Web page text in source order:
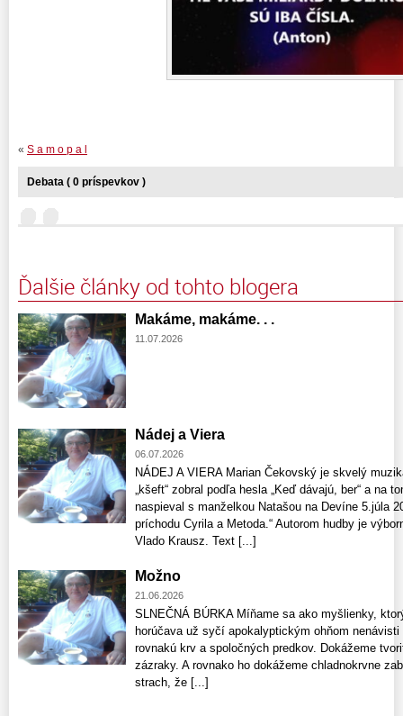
« S a m o p a l
Debata ( 0 príspevkov )
Ďalšie články od tohto blogera
Makáme, makáme. . .
11.07.2026
Nádej a Viera
06.07.2026
NÁDEJ A VIERA Marian Čekovský je skvelý
„kšeft“ zobral podľa hesla „Keď dávajú, ber“ a na
naspieval s manželkou Natašou na Devíne 5.júla
príchodu Cyrila a Metoda.“ Autorom hudby je
Vlado Krausz. Text [...]
Možno
21.06.2026
SLNEČNÁ BÚRKA Míňame sa ako myšlienky,
horúčava už syčí apokalyptickým ohňom
rovnakú krv a spoločných predkov. Dokážeme
zázraky. A rovnako ho dokážeme chladnokrvne
strach, že [...]